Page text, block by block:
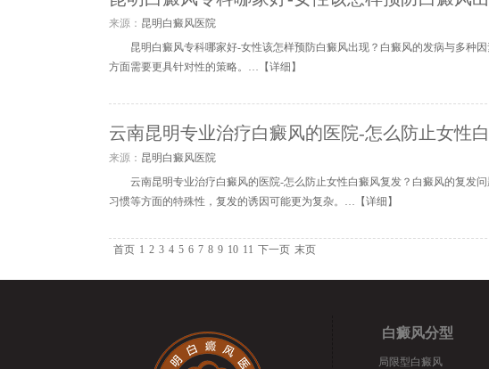
来源： 昆明白癜风医院
昆明白癜风专科哪家好-女性该怎样预防白癜风出现？白癜风的发病与多种
方面需要更具针对性的策略。…【详细 】
云南昆明专业治疗白癜风的医院-怎么防止女性
来源： 昆明白癜风医院
云南昆明专业治疗白癜风的医院-怎么防止女性白癜风复发？白癜风的复发
习惯等方面的特殊性，复发的诱因可能更为复杂。…【详细 】
首页 1 2 3 4 5 6 7 8 9 10 11 下一页 末页
白癜风分型
局限型白癜风